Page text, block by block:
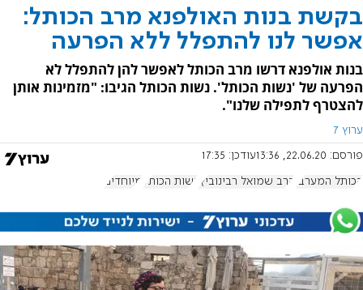
בקשת בנות האולפנא מרב הכותל:
אפשר לנו להתפלל ללא הפרעה
בנות אולפנא דרשו מרב הכותל לאפשר להן להתפלל לא
הפרעה של 'נשות הכותל'. נשות הכותל הגיבו: "מזמינות אותן
להצטרף לתפילה שלנו".
ערוץ 7
פורסם: 22.06.20, 13:36 עודכן: 17:35
הכותל המערבי הרב שמואל רבינוביץ' נשות הכותל מיוחדים